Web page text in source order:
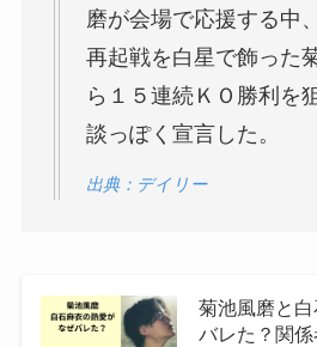
磨が会場で応援する中
再起戦を白星で飾った
ら１５連続ＫＯ勝利を
談っぽく宣言した。
出典：デイリー
菊池風磨と
バレた？関